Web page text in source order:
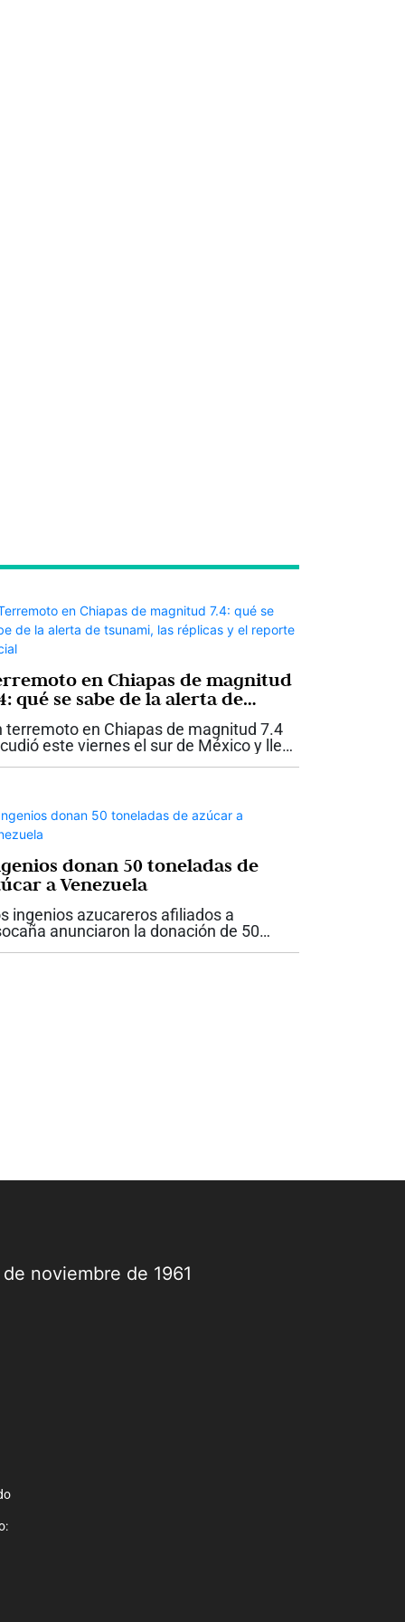
en Chiapas de magnitud
qué se sabe de la alerta de
las réplicas y el reporte
terremoto en Chiapas de magnitud 7.4
este viernes el sur de México y llevó
autoridades a activar una alerta de
donan 50 toneladas de
a Venezuela
ingenios azucareros afiliados a
anunciaron la donación de 50
de azúcar destinadas a apoyar a
noviembre de 1961